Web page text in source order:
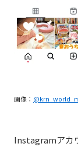
画像：
Instagramアカ